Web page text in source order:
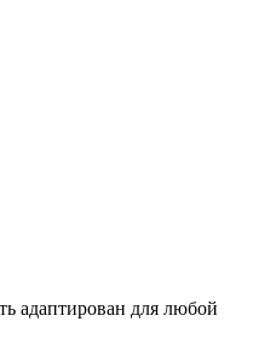
адаптирован для любой